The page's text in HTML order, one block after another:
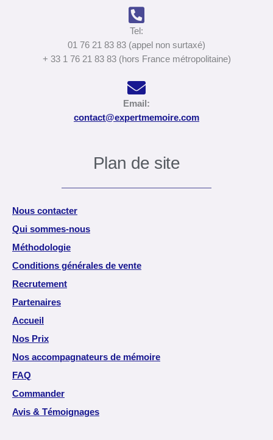
Tel:
01 76 21 83 83 (appel non surtaxé)
+ 33 1 76 21 83 83 (hors France métropolitaine)
Email:
contact@expertmemoire.com
Plan de site
Nous contacter
Qui sommes-nous
Méthodologie
Conditions générales de vente
Recrutement
Partenaires
Accueil
Nos Prix
Nos accompagnateurs de mémoire
FAQ
Commander
Avis & Témoignages